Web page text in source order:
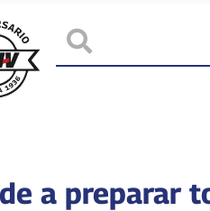
a preparar